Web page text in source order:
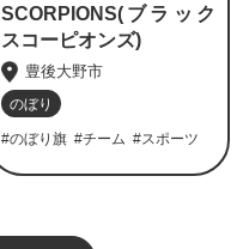
SCORPIONS(ブラック
スコーピオンズ)
豊後大野市
のぼり
#のぼり旗 #チーム #スポーツ